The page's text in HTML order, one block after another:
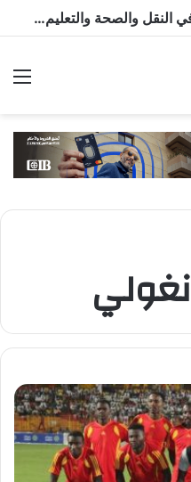
مصر وتشاد تعززان التعاون في النقل والصحة والتعليم والاستثمار خلال الدورة الرابعة للجنة المشتركة